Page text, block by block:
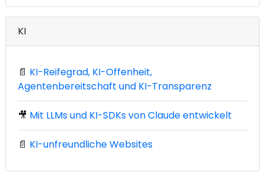
KI
📄 KI-Reifegrad, KI-Offenheit,
Agentenbereitschaft und KI-Transparenz
🎥 Mit LLMs und KI-SDKs von Claude entwickelt
📄 KI-unfreundliche Websites